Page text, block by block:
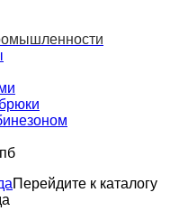
Перейдите к каталогу